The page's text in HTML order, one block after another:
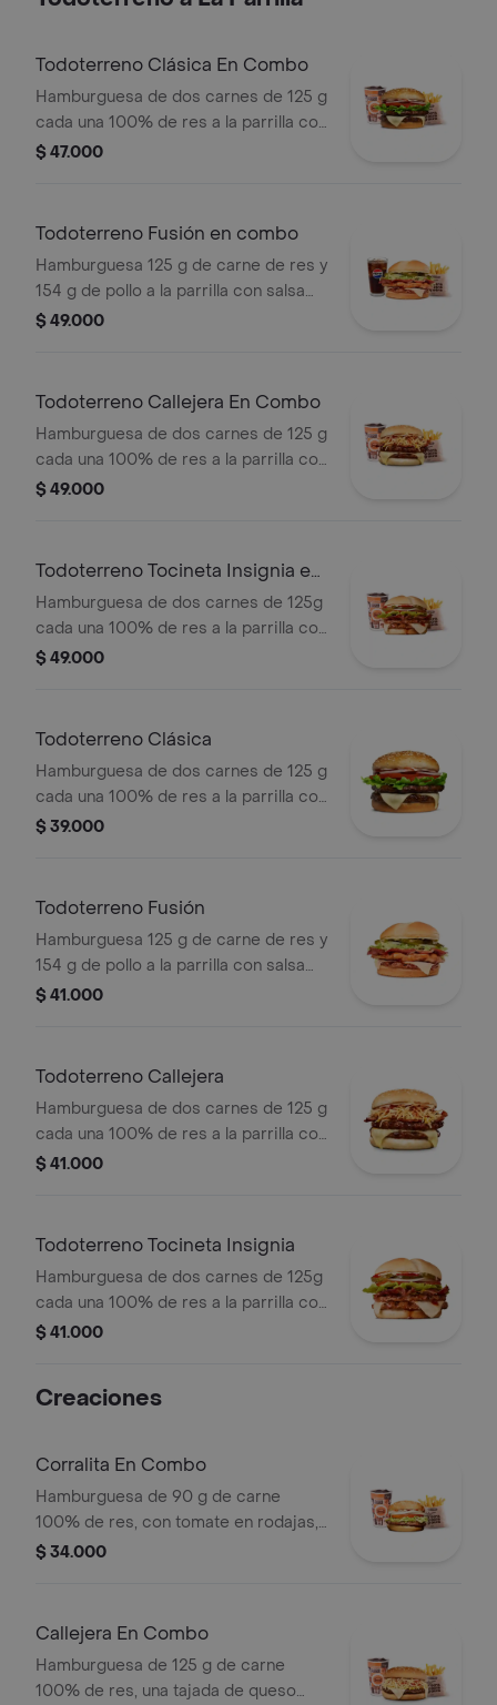
Todoterreno Clásica En Combo
Hamburguesa de dos carnes de 125 g
cada una 100% de res a la parrilla con
salsa bbq, queso mozzarella, lechuga,
$ 47.000
Todoterreno Fusión en combo
Hamburguesa 125 g de carne de res y
154 g de pollo a la parrilla con salsa
BBQ, tocineta, queso mozzarella,
medianas (Corral o cascos) + bebida
$ 49.000
Todoterreno Callejera En Combo
Hamburguesa de dos carnes de 125 g
cada una 100% de res a la parrilla con
salsa bbq, tocineta, queso mozzarella,
$ 49.000
Todoterreno Tocineta Insignia en
combo
Hamburguesa de dos carnes de 125g
cada una 100% de res a la parrilla con
salsa BBQ, tocineta, queso
tomate y mostaza en pan papa +
$ 49.000
Todoterreno Clásica
Hamburguesa de dos carnes de 125 g
cada una 100% de res a la parrilla con
salsa bbq, queso mozzarella, lechuga,
$ 39.000
Todoterreno Fusión
Hamburguesa 125 g de carne de res y
154 g de pollo a la parrilla con salsa
BBQ, tocineta, queso mozzarella,
$ 41.000
Todoterreno Callejera
Hamburguesa de dos carnes de 125 g
cada una 100% de res a la parrilla con
salsa bbq, tocineta, queso mozzarella,
$ 41.000
Todoterreno Tocineta Insignia
Hamburguesa de dos carnes de 125g
cada una 100% de res a la parrilla con
salsa BBQ, tocineta, queso
tomate y mostaza en pan papa
$ 41.000
Creaciones
Corralita En Combo
Hamburguesa de 90 g de carne
100% de res, con tomate en rodajas,
cebolla en rodajas, lechuga, salsa
pet
$ 34.000
Callejera En Combo
Hamburguesa de 125 g de carne
100% de res, una tajada de queso